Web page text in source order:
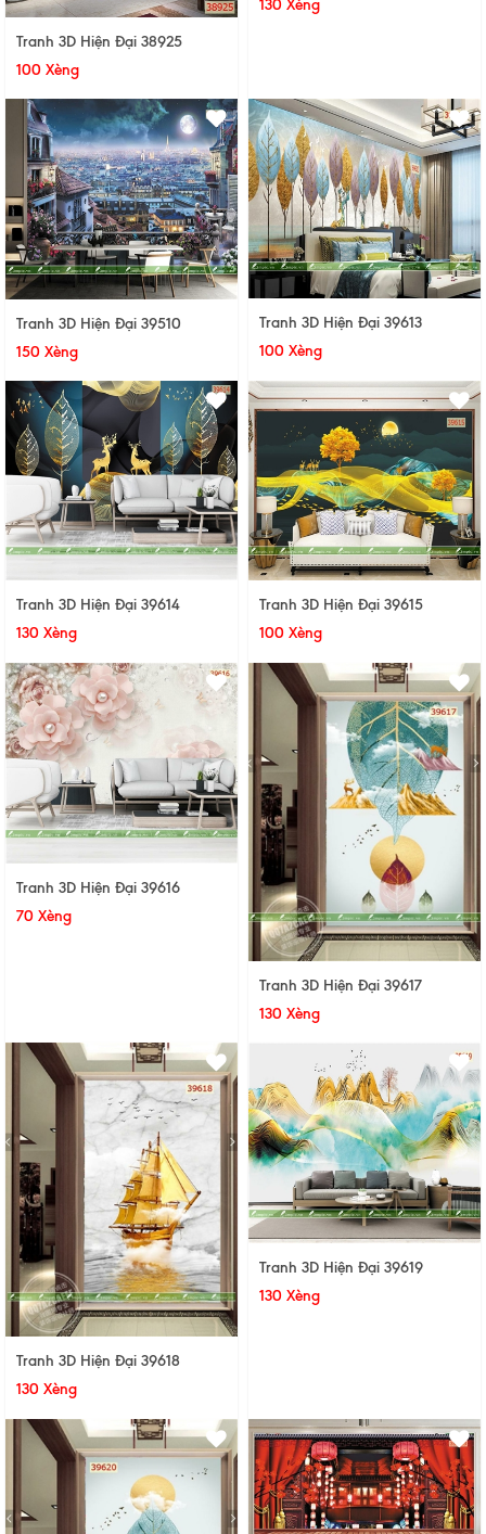
Tranh 3D Hiện Đại 38925
100 Xèng
130 Xèng
Tranh 3D Hiện Đại 39510
150 Xèng
Tranh 3D Hiện Đại 39613
100 Xèng
Tranh 3D Hiện Đại 39614
130 Xèng
Tranh 3D Hiện Đại 39615
100 Xèng
Tranh 3D Hiện Đại 39616
70 Xèng
Tranh 3D Hiện Đại 39617
130 Xèng
Tranh 3D Hiện Đại 39618
130 Xèng
Tranh 3D Hiện Đại 39619
130 Xèng